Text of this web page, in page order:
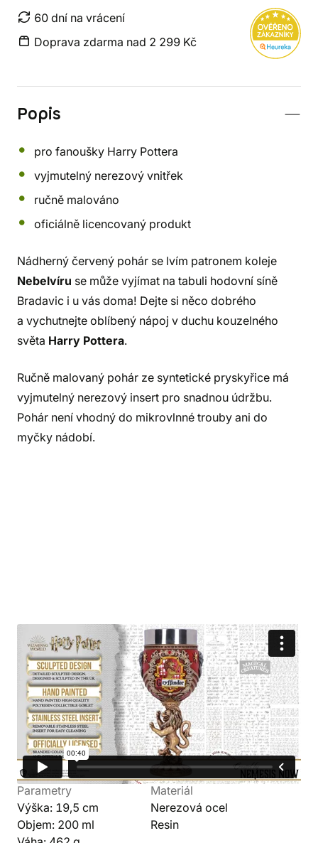
60 dní na vrácení
Doprava zdarma nad 2 299 Kč
Popis
pro fanoušky Harry Pottera
vyjmutelný nerezový vnitřek
ručně malováno
oficiálně licencovaný produkt
Nádherný červený pohár se lvím patronem koleje
Nebelvíru se může vyjímat na tabuli hodovní síně
Bradavic i u vás doma! Dejte si něco dobrého
a vychutnejte oblíbený nápoj v duchu kouzelného
světa Harry Pottera.
Ručně malovaný pohár ze syntetické pryskyřice má
vyjmutelný nerezový insert pro snadnou údržbu.
Pohár není vhodný do mikrovlnné trouby ani do
myčky nádobí.
Detaily produktu
Svět
Harry Potter
Výrobce
Nemesis Now
Kolekce
Nebelvír
Barva
Parametry
Výška: 19,5 cm
Objem: 200 ml
Materiál
Nerezová ocel
Resin